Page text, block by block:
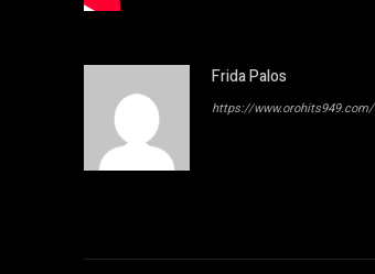
Frida Palos
https://www.orohits949.com/